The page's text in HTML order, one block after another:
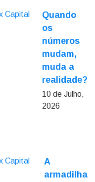
Quando
os
números
mudam,
muda a
realidade?
10 de Julho,
2026
A
armadilha